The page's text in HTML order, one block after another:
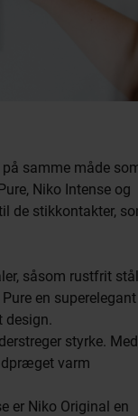
på samme måde
Niko Intense og
de stikkontakter,
såsom rustfrit
en superelegant
design.
styrke. Med
varm
er Niko Original en